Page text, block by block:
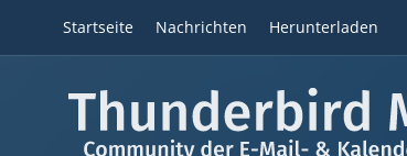
Startseite Nachrichten Herunterladen